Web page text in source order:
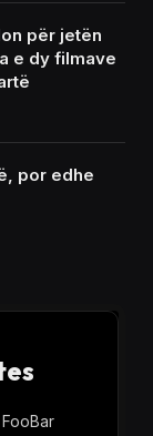
për jetën
e dy filmave
por edhe